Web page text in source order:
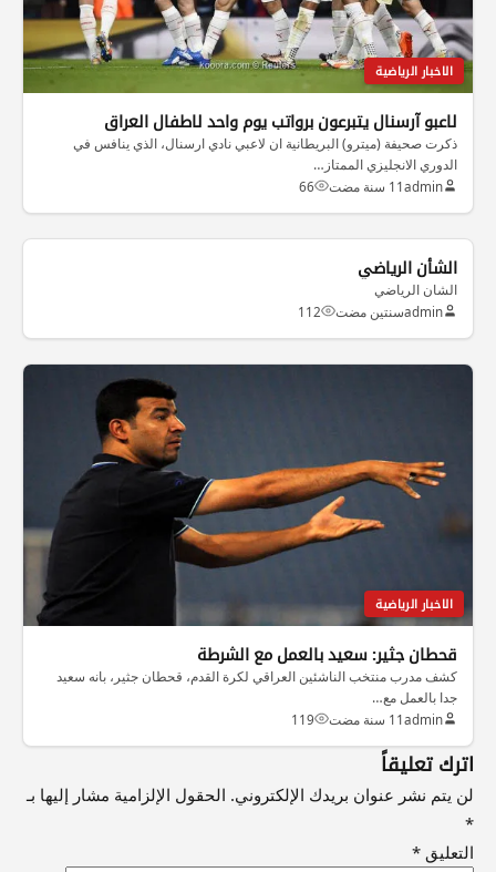
الاخبار الرياضية
لاعبو آرسنال يتبرعون برواتب يوم واحد لاطفال العراق
ذكرت صحيفة (ميترو) البريطانية ان لاعبي نادي ارسنال، الذي ينافس في
الدوري الانجليزي الممتاز…
admin11 سنة مضت 66
الاخبار الرياضية
الشأن الرياضي
الشان الرياضي
adminسنتين مضت 112
الاخبار الرياضية
قحطان جثير: سعيد بالعمل مع الشرطة
كشف مدرب منتخب الناشئين العراقي لكرة القدم، قحطان جثير، بانه سعيد
جدا بالعمل مع…
admin11 سنة مضت 119
اترك تعليقاً
لن يتم نشر عنوان بريدك الإلكتروني. الحقول الإلزامية مشار إليها بـ
*
التعليق *